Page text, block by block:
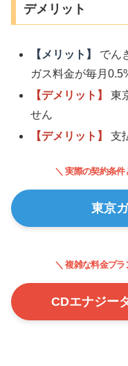
デメリット
【メリット】
でん
ガス料金が毎月
【デメリット】
東
せん
【デメリット】
支
＼ 実際の契約条
東京
＼ 複雑な料金プ
CDエナジー